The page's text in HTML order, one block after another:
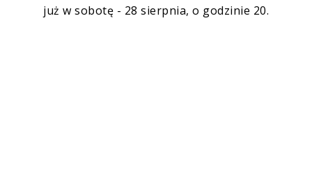
już w sobotę - 28 sierpnia, o godzinie 20.